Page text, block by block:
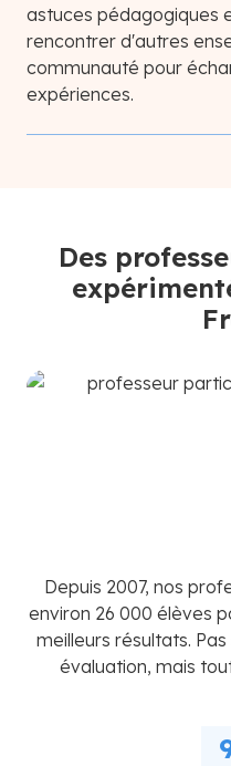
astuces pédagogiques
rencontrer d'autres
communauté pour
expériences.
Des
Depuis 2007, nos
environ 26 000 élèves
meilleurs résultats.
évaluation, mais